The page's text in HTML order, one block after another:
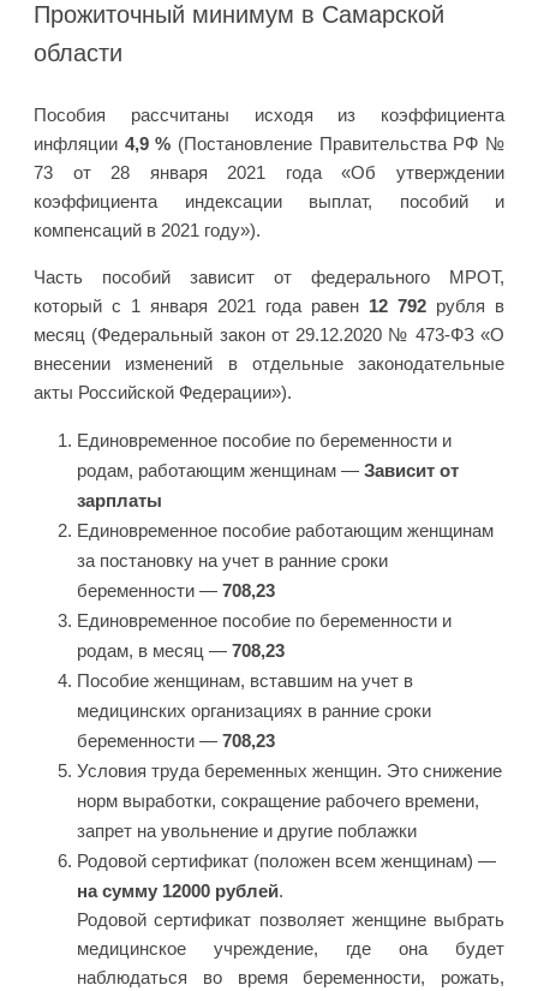
Прожиточный минимум в Самарской
области
Пособия рассчитаны исходя из коэффициента
инфляции 4,9 % (Постановление Правительства РФ №
73 от 28 января 2021 года «Об утверждении
коэффициента индексации выплат, пособий и
компенсаций в 2021 году»).
Часть пособий зависит от федерального МРОТ,
который с 1 января 2021 года равен 12 792 рубля в
месяц (Федеральный закон от 29.12.2020 № 473-ФЗ «О
внесении изменений в отдельные законодательные
акты Российской Федерации»).
Единовременное пособие по беременности и
родам, работающим женщинам — Зависит от
зарплаты
Единовременное пособие работающим женщинам
за постановку на учет в ранние сроки
беременности — 708,23
Единовременное пособие по беременности и
родам, в месяц — 708,23
Пособие женщинам, вставшим на учет в
медицинских организациях в ранние сроки
беременности — 708,23
Условия труда беременных женщин. Это снижение
норм выработки, сокращение рабочего времени,
запрет на увольнение и другие поблажки
Родовой сертификат (положен всем женщинам) —
на сумму 12000 рублей.
Родовой сертификат позволяет женщине выбрать
медицинское учреждение, где она будет
наблюдаться во время беременности, рожать,